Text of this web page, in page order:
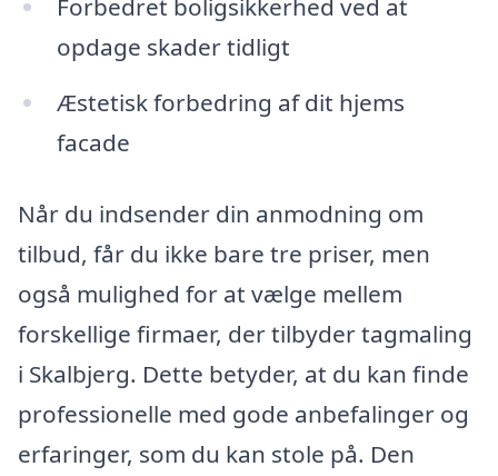
Forbedret boligsikkerhed ved at
opdage skader tidligt
Æstetisk forbedring af dit hjems
facade
Når du indsender din anmodning om
tilbud, får du ikke bare tre priser, men
også mulighed for at vælge mellem
forskellige firmaer, der tilbyder tagmaling
i Skalbjerg. Dette betyder, at du kan finde
professionelle med gode anbefalinger og
erfaringer, som du kan stole på. Den